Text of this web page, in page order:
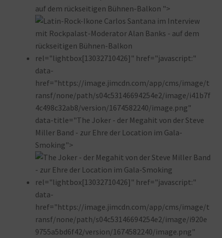
auf dem rückseitigen Bühnen-Balkon ">
rel="lightbox[13032710426]" href="javascript:"
data-
href="https://image.jimcdn.com/app/cms/image/t
ransf/none/path/s04c53146694254e2/image/i41b7f
4c498c32ab8/version/1674582240/image.png"
data-title="The Joker - der Megahit von der Steve
Miller Band - zur Ehre der Location im Gala-
Smoking">
rel="lightbox[13032710426]" href="javascript:"
data-
href="https://image.jimcdn.com/app/cms/image/t
ransf/none/path/s04c53146694254e2/image/i920e
9755a5bd6f42/version/1674582240/image.png"